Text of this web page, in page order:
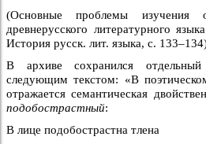
(Основные проблемы изучения
древнерусского литературного
История русск. лит. языка, с.
В архиве сохранился
следующим текстом: «В
отражается семантическая
подобострастный:
В лице подобострастна тлена